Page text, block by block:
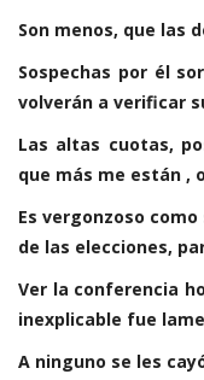
Son menos, que las
Sospechas por él
volverán a verificar
Las altas cuotas,
que más me están ,
Es vergonzoso
de las elecciones,
Ver la conferencia
inexplicable fue
A ninguno se les